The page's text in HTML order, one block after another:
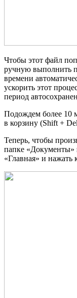
Чтобы этот файл
ручную выполнить
времени
ускорить этот
период
Подождем более 10
в корзину (Shift +
Теперь, чтобы
папке «Документы»
«Главная» и